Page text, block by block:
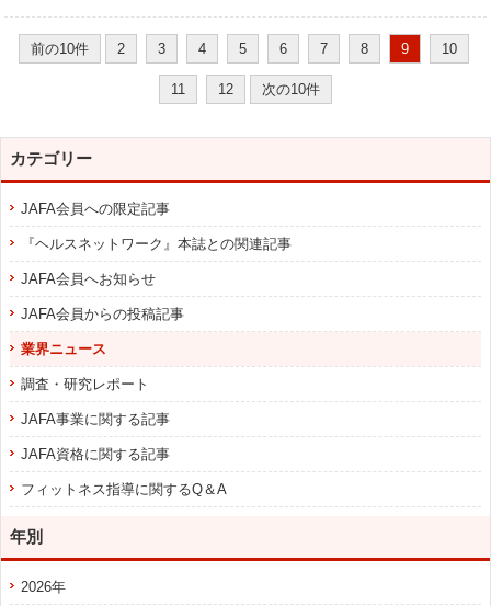
前の10件 2 3 4 5 6 7 8 9 10
11 12 次の10件
カテゴリー
JAFA会員への限定記事
『ヘルスネットワーク』本誌との関連記事
JAFA会員へお知らせ
JAFA会員からの投稿記事
業界ニュース
調査・研究レポート
JAFA事業に関する記事
JAFA資格に関する記事
フィットネス指導に関するQ＆A
年別
2026年